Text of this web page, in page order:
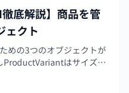
底解説】商品を管
ェクト
めの3つのオブジェクトが
ProductVariantはサイズや